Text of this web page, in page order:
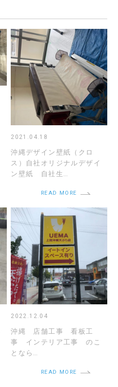
2021.04.18
沖縄デザイン壁紙（クロ
ス）自社オリジナルデザイ
ン壁紙 自社生…
READ MORE
2022.12.04
沖縄 店舗工事 看板工
事 インテリア工事 のこ
となら…
READ MORE